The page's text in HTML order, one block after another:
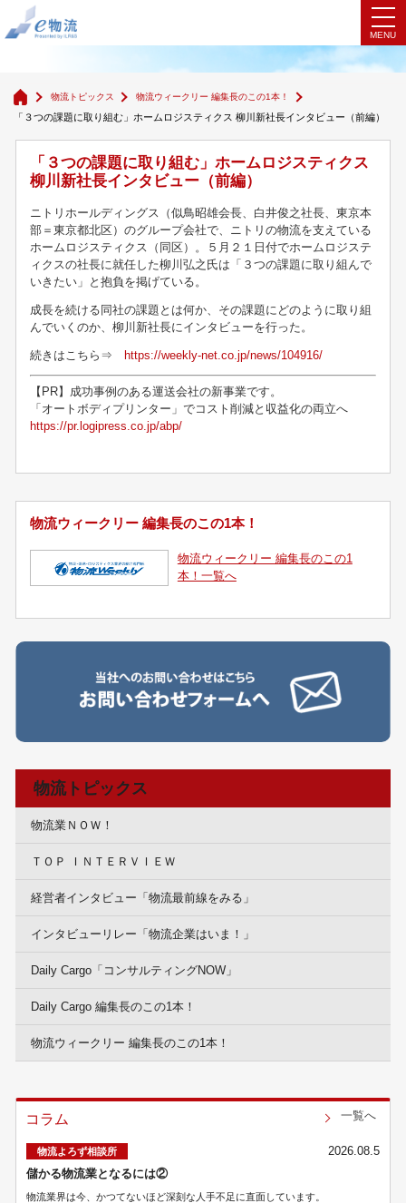
物流ウィークリー 編集長のこの1本！
物流トピックス 物流ウィークリー 編集長のこの1本！
「３つの課題に取り組む」ホームロジスティクス 柳川新社長インタビュー（前編）
「３つの課題に取り組む」ホームロジスティクス
柳川新社長インタビュー（前編）
ニトリホールディングス（似鳥昭雄会長、白井俊之社長、東京本
部＝東京都北区）のグループ会社で、ニトリの物流を支えている
ホームロジスティクス（同区）。５月２１日付でホームロジステ
ィクスの社長に就任した柳川弘之氏は「３つの課題に取り組んで
いきたい」と抱負を掲げている。
成長を続ける同社の課題とは何か、その課題にどのように取り組
んでいくのか、柳川新社長にインタビューを行った。
続きはこちら⇒ https://weekly-net.co.jp/news/104916/
【PR】成功事例のある運送会社の新事業です。
「オートボディプリンター」でコスト削減と収益化の両立へ
https://pr.logipress.co.jp/abp/
物流ウィークリー 編集長のこの1本！
物流ウィークリー 編集長のこの1
本！一覧へ
物流トピックス
物流業ＮＯＷ！
ＴＯＰ ＩＮＴＥＲＶＩＥＷ
経営者インタビュー「物流最前線をみる」
インタビューリレー「物流企業はいま！」
Daily Cargo「コンサルティングNOW」
Daily Cargo 編集長のこの1本！
物流ウィークリー 編集長のこの1本！
コラム
物流よろず相談所
2026.08.5
儲かる物流業となるには②
物流業界は今、かつてないほど深刻な人手不足に直面しています。
一覧へ